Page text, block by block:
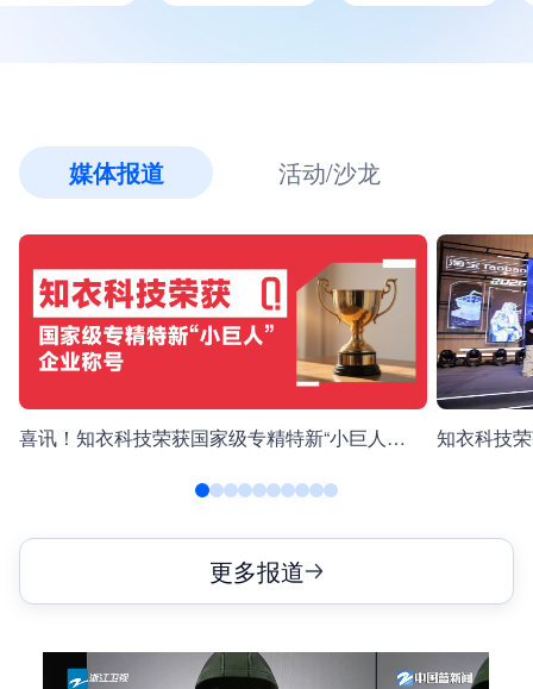
媒体报道 活动/沙龙
喜讯！知衣科技荣获国家级专精特新“小巨人”企业称号！
更多报道